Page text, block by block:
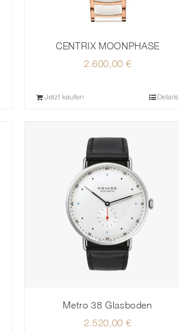
CENTRIX MOONPHASE
2.600,00 €
Jetzt kaufen Details
Metro 38 Glasboden
2.520,00 €